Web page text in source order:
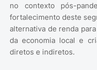
no contexto pós-
fortalecimento deste
alternativa de renda
da economia local e
diretos e indiretos.